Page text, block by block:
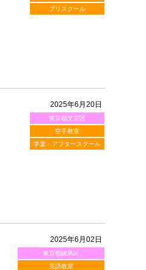
プリスクール
2025年6月20日
東京都文京区
空手教室
学童・アフタースクール
2025年6月02日
東京都練馬区
英語教室